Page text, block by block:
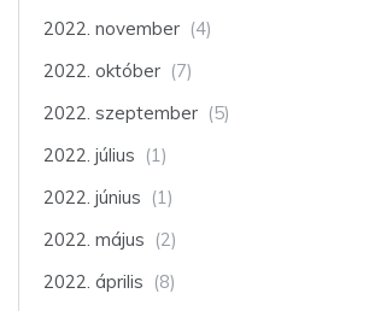
2022. november (4)
2022. október (7)
2022. szeptember (5)
2022. július (1)
2022. június (1)
2022. május (2)
2022. április (8)